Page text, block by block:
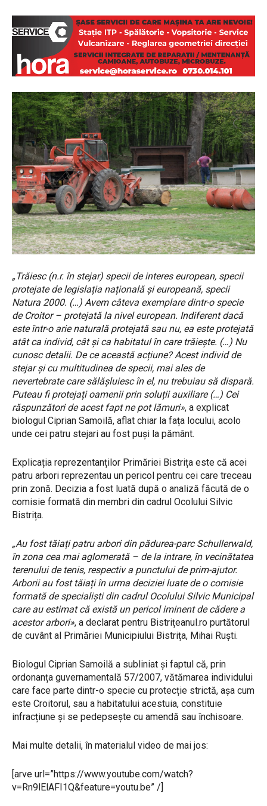
„Trăiesc (n.r. în stejar) specii de interes european, specii
protejate de legislația națională și europeană, specii
Natura 2000. (…) Avem câteva exemplare dintr-o specie
de Croitor – protejată la nivel european. Indiferent dacă
este într-o arie naturală protejată sau nu, ea este protejată
atât ca individ, cât și ca habitatul în care trăiește. (…) Nu
cunosc detalii. De ce această acțiune? Acest individ de
stejar și cu multitudinea de specii, mai ales de
nevertebrate care sălășluiesc în el, nu trebuiau să dispară.
Puteau fi protejați oamenii prin soluții auxiliare (…) Cei
răspunzători de acest fapt ne pot lămuri», a explicat
biologul Ciprian Samoilă, aflat chiar la fața locului, acolo
unde cei patru stejari au fost puși la pământ.
Explicația reprezentanților Primăriei Bistrița este că acei
patru arbori reprezentau un pericol pentru cei care treceau
prin zonă. Decizia a fost luată după o analiză făcută de o
comisie formată din membri din cadrul Ocolului Silvic
Bistrița.
„Au fost tăiați patru arbori din pădurea-parc Schullerwald,
în zona cea mai aglomerată – de la intrare, în vecinătatea
terenului de tenis, respectiv a punctului de prim-ajutor.
Arborii au fost tăiați în urma deciziei luate de o comisie
formată de specialiști din cadrul Ocolului Silvic Municipal
care au estimat că există un pericol iminent de cădere a
acestor arbori», a declarat pentru Bistrițeanul.ro purtătorul
de cuvânt al Primăriei Municipiului Bistrița, Mihai Ruști.
Biologul Ciprian Samoilă a subliniat și faptul că, prin
ordonanța guvernamentală 57/2007, vătămarea individului
care face parte dintr-o specie cu protecție strictă, așa cum
este Croitorul, sau a habitatului acestuia, constituie
infracțiune și se pedepsește cu amendă sau închisoare.
Mai multe detalii, în materialul video de mai jos:
[arve url=”https://www.youtube.com/watch?
v=Rn9lElAFI1Q&feature=youtu.be” /]